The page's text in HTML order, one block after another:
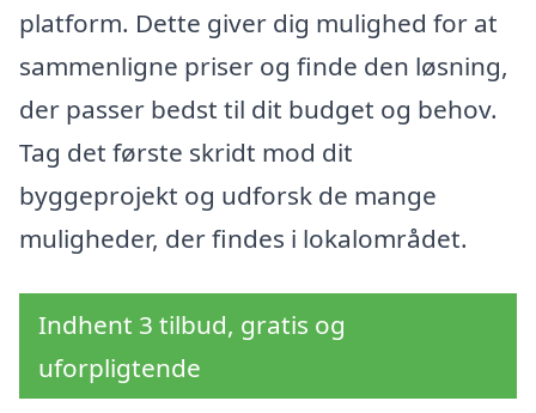
platform. Dette giver dig mulighed for at
sammenligne priser og finde den løsning,
der passer bedst til dit budget og behov.
Tag det første skridt mod dit
byggeprojekt og udforsk de mange
muligheder, der findes i lokalområdet.
Indhent 3 tilbud, gratis og
uforpligtende